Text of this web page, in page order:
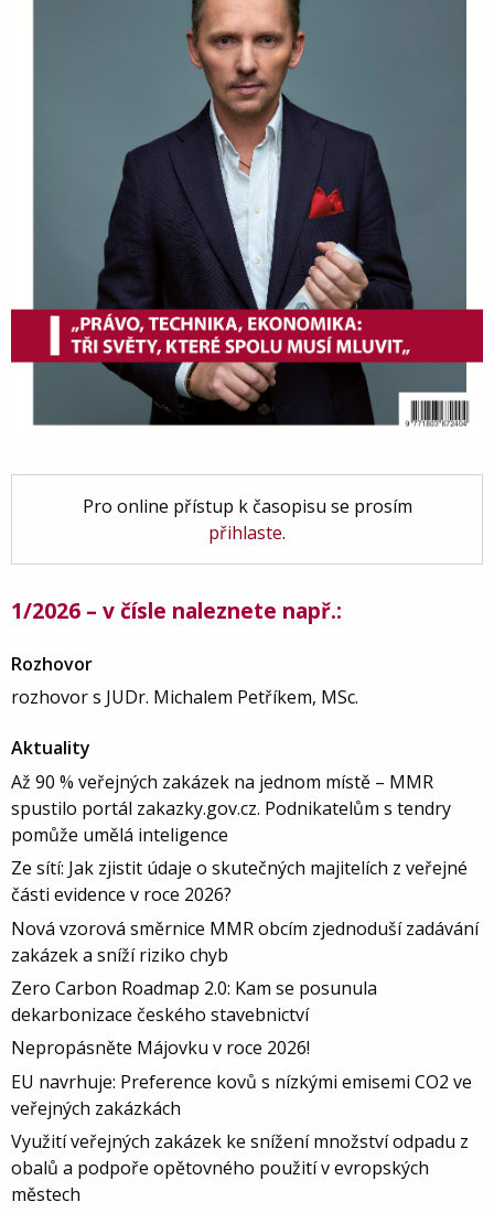
Pro online přístup k časopisu se prosím
přihlaste.
1/2026 – v čísle naleznete např.:
Rozhovor
rozhovor s JUDr. Michalem Petříkem, MSc.
Aktuality
Až 90 % veřejných zakázek na jednom místě – MMR
spustilo portál zakazky.gov.cz. Podnikatelům s tendry
pomůže umělá inteligence
Ze sítí: Jak zjistit údaje o skutečných majitelích z veřejné
části evidence v roce 2026?
Nová vzorová směrnice MMR obcím zjednoduší zadávání
zakázek a sníží riziko chyb
Zero Carbon Roadmap 2.0: Kam se posunula
dekarbonizace českého stavebnictví
Nepropásněte Májovku v roce 2026!
EU navrhuje: Preference kovů s nízkými emisemi CO2 ve
veřejných zakázkách
Využití veřejných zakázek ke snížení množství odpadu z
obalů a podpoře opětovného použití v evropských
městech